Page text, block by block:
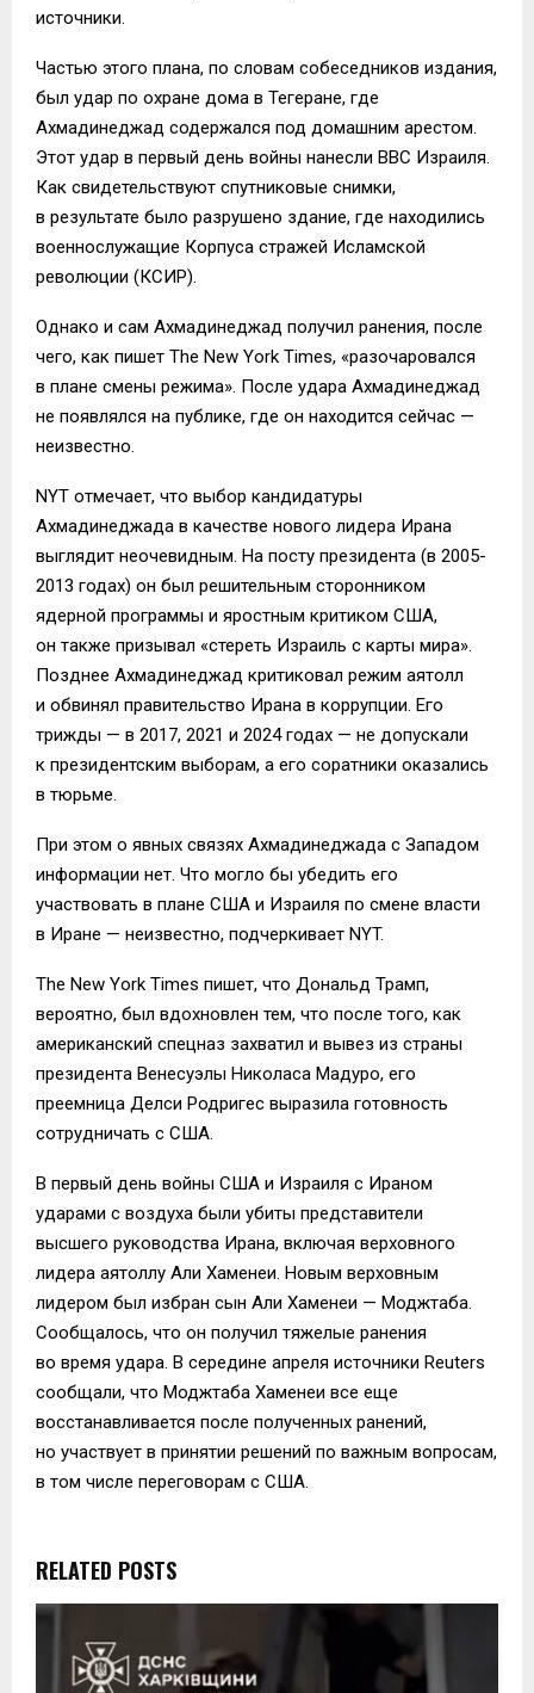
источники.
Частью этого плана, по словам собеседников издания,
был удар по охране дома в Тегеране, где
Ахмадинеджад содержался под домашним арестом.
Этот удар в первый день войны нанесли ВВС Израиля.
Как свидетельствуют спутниковые снимки,
в результате было разрушено здание, где находились
военнослужащие Корпуса стражей Исламской
революции (КСИР).
Однако и сам Ахмадинеджад получил ранения, после
чего, как пишет The New York Times, «разочаровался
в плане смены режима». После удара Ахмадинеджад
не появлялся на публике, где он находится сейчас —
неизвестно.
NYT отмечает, что выбор кандидатуры
Ахмадинеджада в качестве нового лидера Ирана
выглядит неочевидным. На посту президента (в 2005-
2013 годах) он был решительным сторонником
ядерной программы и яростным критиком США,
он также призывал «стереть Израиль с карты мира».
Позднее Ахмадинеджад критиковал режим аятолл
и обвинял правительство Ирана в коррупции. Его
трижды — в 2017, 2021 и 2024 годах — не допускали
к президентским выборам, а его соратники оказались
в тюрьме.
При этом о явных связях Ахмадинеджада с Западом
информации нет. Что могло бы убедить его
участвовать в плане США и Израиля по смене власти
в Иране — неизвестно, подчеркивает NYT.
The New York Times пишет, что Дональд Трамп,
вероятно, был вдохновлен тем, что после того, как
американский спецназ захватил и вывез из страны
президента Венесуэлы Николаса Мадуро, его
преемница Делси Родригес выразила готовность
сотрудничать с США.
В первый день войны США и Израиля с Ираном
ударами с воздуха были убиты представители
высшего руководства Ирана, включая верховного
лидера аятоллу Али Хаменеи. Новым верховным
лидером был избран сын Али Хаменеи — Моджтаба.
Сообщалось, что он получил тяжелые ранения
во время удара. В середине апреля источники Reuters
сообщали, что Моджтаба Хаменеи все еще
восстанавливается после полученных ранений,
но участвует в принятии решений по важным вопросам,
в том числе переговорам с США.
RELATED POSTS